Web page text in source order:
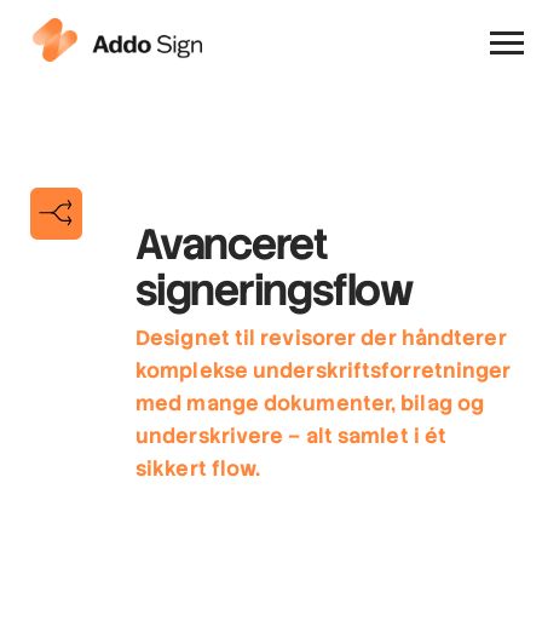
Hvorfor Addo Sign
Avanceret
signeringsflow
Designet til revisorer der håndterer
komplekse underskriftsforretninger
med mange dokumenter, bilag og
underskrivere – alt samlet i ét
sikkert flow.